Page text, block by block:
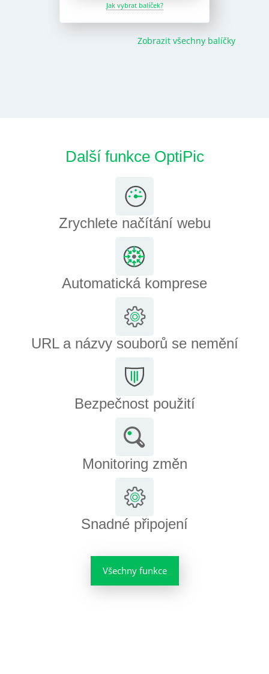
Jak vybrat balíček?
Zobrazit všechny balíčky
Další funkce OptiPic
Zrychlete načítání webu
Automatická komprese
URL a názvy souborů se nemění
Bezpečnost použití
Monitoring změn
Snadné připojení
Všechny funkce